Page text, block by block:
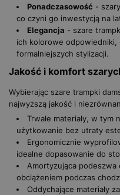
Ponadczasowość -
co czyni go inwestycją na
Elegancja - szare
ich kolorowe odpowiedniki,
formalniejszych stylizacji.
Jakość i komfort
Wybierając szare trampki
najwyższą jakość i
Trwałe materiały, w tym
użytkowanie bez utraty
Ergonomicznie
idealne dopasowanie do
Amortyzująca
obciążeniem podczas
Oddychające materiały